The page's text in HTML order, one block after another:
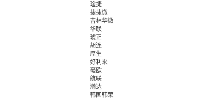
琻捷
捷捷微
吉林华微
华联
琥正
胡连
厚生
好利来
毫欧
航联
瀚达
韩国韩荣